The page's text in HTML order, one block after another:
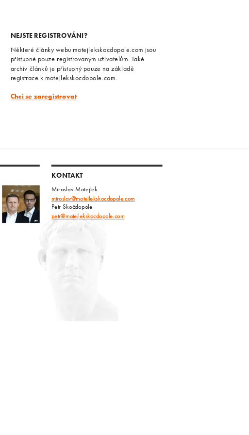
NEJSTE REGISTROVÁNI?
Některé články webu motejlekskocdopole.com jsou
přístupné pouze registrovaným uživatelům. Také
archív článků je přístupný pouze na základě
registrace k motejlekskocdopole.com.
Chci se zaregistrovat
KONTAKT
Miroslav Motejlek
miroslav@motejlekskocdopole.com
Petr Skočdopole
petr@motejlekskocdopole.com